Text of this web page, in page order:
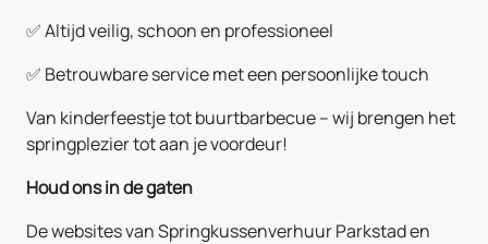
✅ Altijd veilig, schoon en professioneel
✅ Betrouwbare service met een persoonlijke touch
Van kinderfeestje tot buurtbarbecue – wij brengen het
springplezier tot aan je voordeur!
Houd ons in de gaten
De websites van Springkussenverhuur Parkstad en